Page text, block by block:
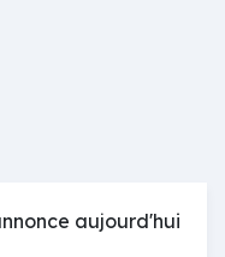
aujourd'hui